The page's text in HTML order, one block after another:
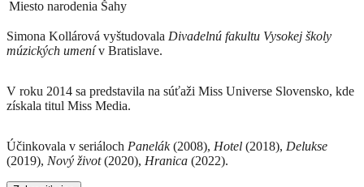
Miesto narodenia Šahy
Simona Kollárová vyštudovala Divadelnú fakultu Vysokej školy
múzických umenív Bratislave.
V roku 2014 sa predstavila na súťaži Miss Universe Slovensko, kde
získala titul Miss Media.
Účinkovala v seriáloch Panelák(2008), Hotel (2018), Delukse
(2019), Nový život(2020), Hranica (2022).